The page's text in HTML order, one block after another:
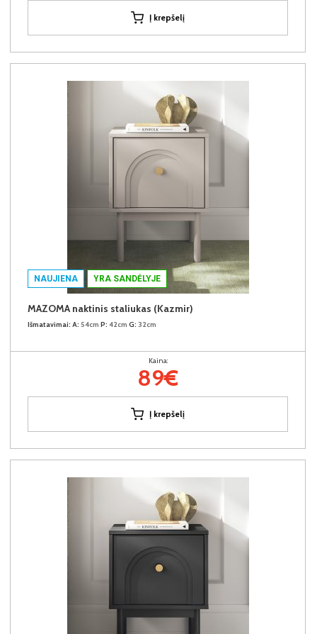
Į krepšelį
NAUJIENA YRA SANDĖLYJE
MAZOMA naktinis staliukas (Kazmir)
Išmatavimai: A: 54cm P: 42cm G: 32cm
Kaina:
89€
Į krepšelį